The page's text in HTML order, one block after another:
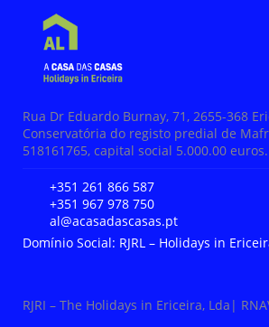
Rua Dr Eduardo Burnay, 71, 2655-368
Conservatória do registo predial de
518161765, capital social 5.000.00 euros.
+351 261 866 587
+351 967 978 750
al@acasadascasas.pt
Domínio Social: RJRL – Holidays in
RJRI – The Holidays in Ericeira, Lda|